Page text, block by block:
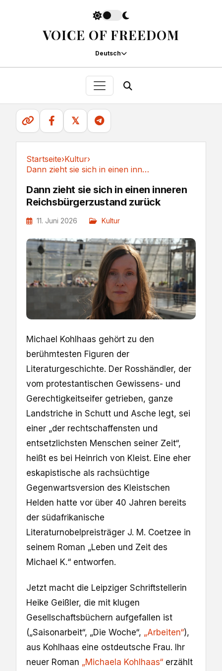
VOICE OF FREEDOM
Deutsch
𝕏
Startseite›Kultur›
Dann zieht sie sich in einen inneren...
Dann zieht sie sich in einen inneren
Reichsbürgerzustand zurück
11. Juni 2026 Kultur
Michael Kohlhaas gehört zu den
berühmtesten Figuren der
Literaturgeschichte. Der Rosshändler, der
vom protestantischen Gewissens- und
Gerechtigkeitseifer getrieben, ganze
Landstriche in Schutt und Asche legt, sei
einer „der rechtschaffensten und
entsetzlichsten Menschen seiner Zeit“,
heißt es bei Heinrich von Kleist. Eine eher
eskapistische als rachsüchtige
Gegenwartsversion des Kleistschen
Helden hatte vor über 40 Jahren bereits
der südafrikanische
Literaturnobelpreisträger J. M. Coetzee in
seinem Roman „Leben und Zeit des
Michael K.“ entworfen.
Jetzt macht die Leipziger Schriftstellerin
Heike Geißler, die mit klugen
Gesellschaftsbüchern aufgefallen ist
(„Saisonarbeit“, „Die Woche“, „Arbeiten“),
aus Kohlhaas eine ostdeutsche Frau. Ihr
neuer Roman „Michaela Kohlhaas“ erzählt